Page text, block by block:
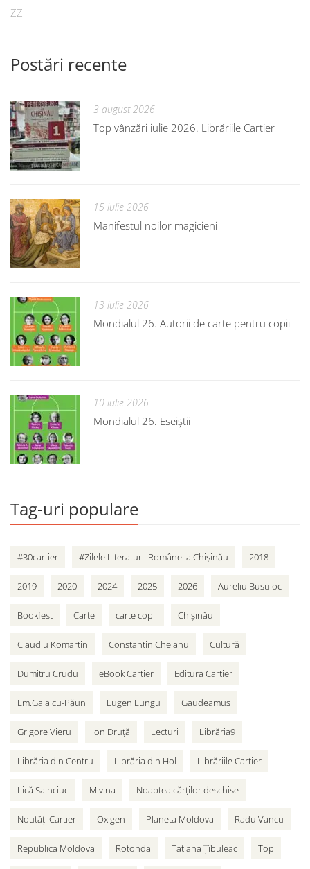
ZZ
Postări recente
3 august 2026
Top vânzări iulie 2026. Librăriile Cartier
15 iulie 2026
Manifestul noilor magicieni
13 iulie 2026
Mondialul 26. Autorii de carte pentru copii
10 iulie 2026
Mondialul 26. Eseiștii
Tag-uri populare
#30cartier #Zilele Literaturii Române la Chișinău 2018
2019 2020 2024 2025 2026 Aureliu Busuioc
Bookfest Carte carte copii Chișinău
Claudiu Komartin Constantin Cheianu Cultură
Dumitru Crudu eBook Cartier Editura Cartier
Em.Galaicu-Păun Eugen Lungu Gaudeamus
Grigore Vieru Ion Druță Lecturi Librăria9
Librăria din Centru Librăria din Hol Librăriile Cartier
Lică Sainciuc Mivina Noaptea cărților deschise
Noutăți Cartier Oxigen Planeta Moldova Radu Vancu
Republica Moldova Rotonda Tatiana Țîbuleac Top